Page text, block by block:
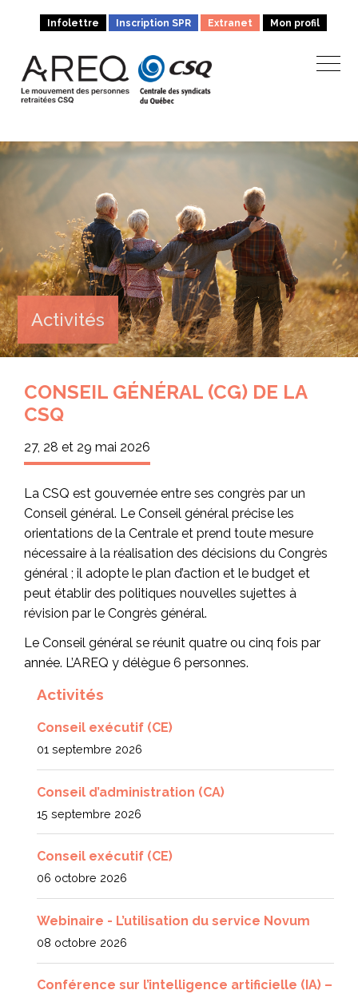
Infolettre Inscription SPR Extranet Mon profil
Activités
CONSEIL GÉNÉRAL (CG) DE LA
CSQ
27, 28 et 29 mai 2026
La CSQ est gouvernée entre ses congrès par un
Conseil général. Le Conseil général précise les
orientations de la Centrale et prend toute mesure
nécessaire à la réalisation des décisions du Congrès
général ; il adopte le plan d’action et le budget et
peut établir des politiques nouvelles sujettes à
révision par le Congrès général.
Le Conseil général se réunit quatre ou cinq fois par
année. L’AREQ y délègue 6 personnes.
Activités
Conseil exécutif (CE)
01 septembre 2026
Conseil d’administration (CA)
15 septembre 2026
Conseil exécutif (CE)
06 octobre 2026
Webinaire - L’utilisation du service Novum
08 octobre 2026
Conférence sur l’intelligence artificielle (IA) –